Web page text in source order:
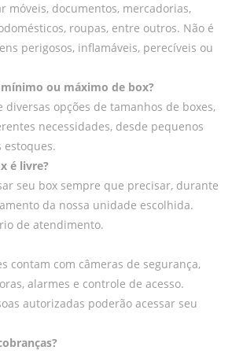
móveis, documentos, mercadorias,
roupas, entre outros. Não é
perigosos, inflamáveis, perecíveis ou
ou máximo de box?
diversas opções de tamanhos de boxes,
necessidades, desde pequenos
estoques.
é livre?
seu box sempre que precisar, durante
da nossa unidade escolhida.
de atendimento.
contam com câmeras de segurança,
alarmes e controle de acesso.
autorizadas poderão acessar seu